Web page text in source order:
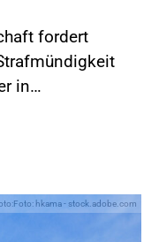
fordert
in…
hkama - stock.adobe.com